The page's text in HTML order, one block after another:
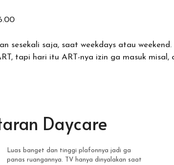
sesekali saja, saat weekdays atau
tapi hari itu ART-nya izin ga masuk
Daycare
Luas banget dan tinggi plafonnya jadi ga
panas ruangannya. TV hanya dinyalakan saat